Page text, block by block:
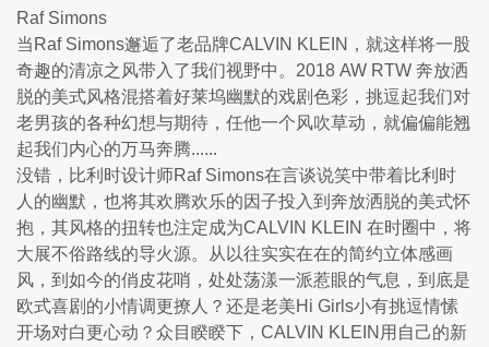
Raf Simons
当Raf Simons邂逅了老品牌CALVIN KLEIN，就这样将一股
奇趣的清凉之风带入了我们视野中。2018 AW RTW 奔放洒
脱的美式风格混搭着好莱坞幽默的戏剧色彩，挑逗起我们对
老男孩的各种幻想与期待，任他一个风吹草动，就偏偏能翘
起我们内心的万马奔腾......
没错，比利时设计师Raf Simons在言谈说笑中带着比利时
人的幽默，也将其欢腾欢乐的因子投入到奔放洒脱的美式怀
抱，其风格的扭转也注定成为CALVIN KLEIN 在时圈中，将
大展不俗路线的导火源。从以往实实在在的简约立体感画
风，到如今的俏皮花哨，处处荡漾一派惹眼的气息，到底是
欧式喜剧的小情调更撩人？还是老美Hi Girls小有挑逗情愫
开场对白更心动？众目睽睽下，CALVIN KLEIN用自己的新